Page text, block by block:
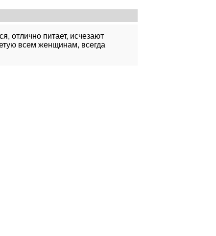
отлично питает, исчезают
всем женщинам, всегда